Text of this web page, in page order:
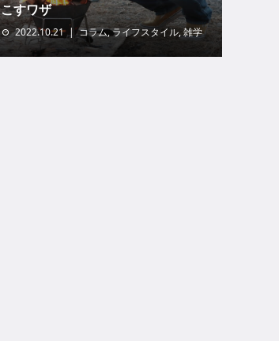
こすワザ
2022.10.21 コラム,ライフスタイル,雑学